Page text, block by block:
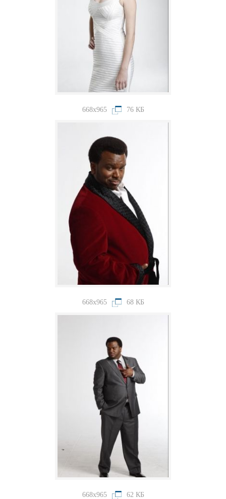
668x965 76 КБ
668x965 68 КБ
668x965 62 КБ